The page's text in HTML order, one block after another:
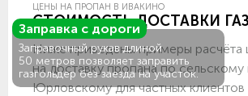
Заправка с дороги
Заправочный рукав длиной
50 метров позволяет заправить
газгольдер без заезда на участок.
ЦЕНЫ НА ПРОПАН В ИВАКИНО
СТОИМОСТЬ ДОСТАВКИ
Ниже приведены примеры расчёта
на доставку пропана по
Юрловскому для частных клиентов